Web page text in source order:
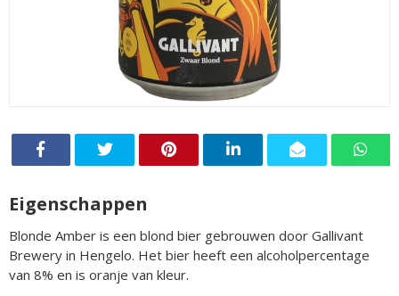
Eigenschappen
Blonde Amber is een blond bier gebrouwen door Gallivant
Brewery in Hengelo. Het bier heeft een alcoholpercentage
van 8% en is oranje van kleur.